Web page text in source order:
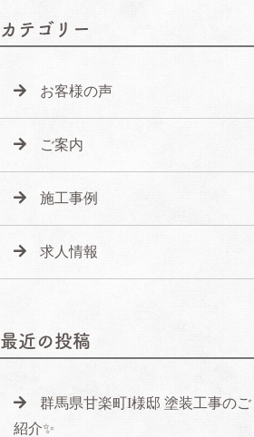
カテゴリー
お客様の声
ご案内
施工事例
求人情報
最近の投稿
群馬県甘楽町I様邸 塗装工事のご
紹介✨